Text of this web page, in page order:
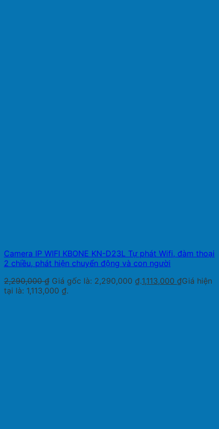
Camera IP WIFI KBONE KN-D23L Tự phát Wifi, đàm thoại
2 chiều, phát hiện chuyển động và con người
2,290,000₫ Giá gốc là: 2,290,000 ₫.1,113,000 ₫Giá hiện
tại là: 1,113,000 ₫.